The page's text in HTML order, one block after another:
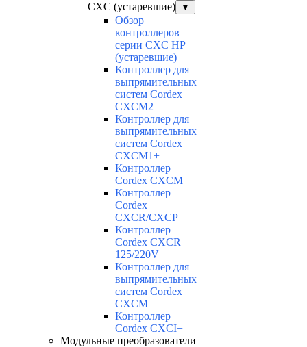
CXC (устаревшие)
▼
Обзор
контроллеров
серии CXC HP
(устаревшие)
Контроллер для
выпрямительных
систем Cordex
CXCM2
Контроллер для
выпрямительных
систем Cordex
CXCM1+
Контроллер
Cordex CXCM
Контроллер
Cordex
CXCR/CXCP
Контроллер
Cordex CXCR
125/220V
Контроллер для
выпрямительных
систем Cordex
CXCM
Контроллер
Cordex CXCI+
Модульные преобразователи